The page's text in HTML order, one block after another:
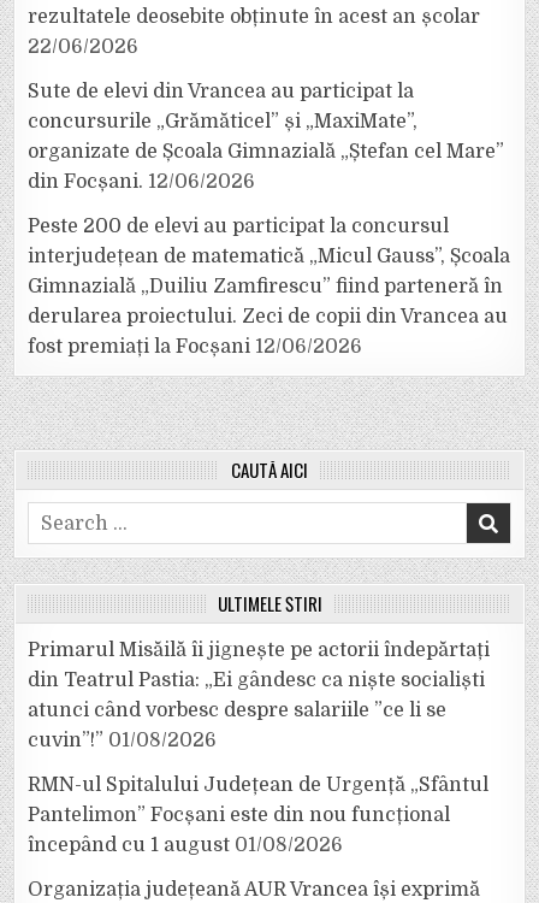
rezultatele deosebite obținute în acest an școlar
22/06/2026
Sute de elevi din Vrancea au participat la
concursurile „Grămăticel” și „MaxiMate”,
organizate de Școala Gimnazială „Ștefan cel Mare”
din Focșani. 12/06/2026
Peste 200 de elevi au participat la concursul
interjudețean de matematică „Micul Gauss”, Școala
Gimnazială „Duiliu Zamfirescu” fiind parteneră în
derularea proiectului. Zeci de copii din Vrancea au
fost premiați la Focșani 12/06/2026
CAUTĂ AICI
Search
for:
ULTIMELE ȘTIRI
Primarul Misăilă îi jignește pe actorii îndepărtați
din Teatrul Pastia: „Ei gândesc ca niște socialiști
atunci când vorbesc despre salariile ”ce li se
cuvin”!” 01/08/2026
RMN-ul Spitalului Județean de Urgență „Sfântul
Pantelimon” Focșani este din nou funcțional
începând cu 1 august 01/08/2026
Organizația județeană AUR Vrancea își exprimă